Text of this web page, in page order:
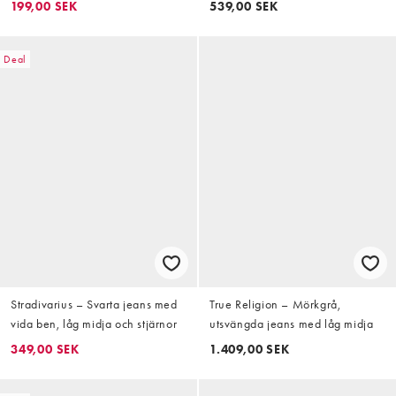
199,00 SEK 539,00 SEK
Deal
Stradivarius – Svarta jeans med
vida ben, låg midja och stjärnor
349,00 SEK
True Religion – Mörkgrå,
utsvängda jeans med låg midja
1.409,00 SEK